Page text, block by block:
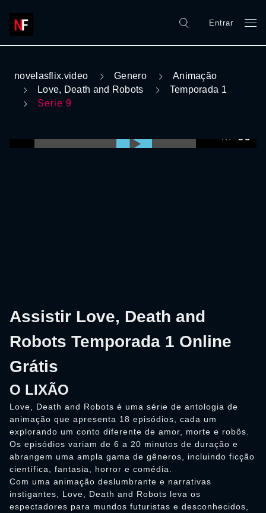
Entrar
novelasflix.video Genero
Animação
Love, Death and Robots
Temporada 1
Serie 9
Assistir Love, Death and
Robots Temporada 1 Online
Grátis
O LIXÃO
Love, Death and Robots é uma série de antologia de
animação que apresenta 18 episódios, cada um
explorando um conto diferente de amor, morte e robôs.
Os episódios variam de 6 a 20 minutos de duração e
abrangem uma ampla gama de gêneros, incluindo ficção
científica, fantasia, horror e comédia.
Com uma animação deslumbrante e narrativas
instigantes, Love, Death and Robots leva os
espectadores para mundos futuristas e desconhecidos,